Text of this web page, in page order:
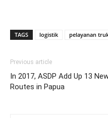
TAGS logistik pelayanan
Previous article
In 2017, ASDP Add Up 13
Routes in Papua